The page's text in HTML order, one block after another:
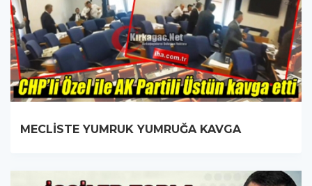
MECLİSTE YUMRUK YUMRUĞA KAVGA